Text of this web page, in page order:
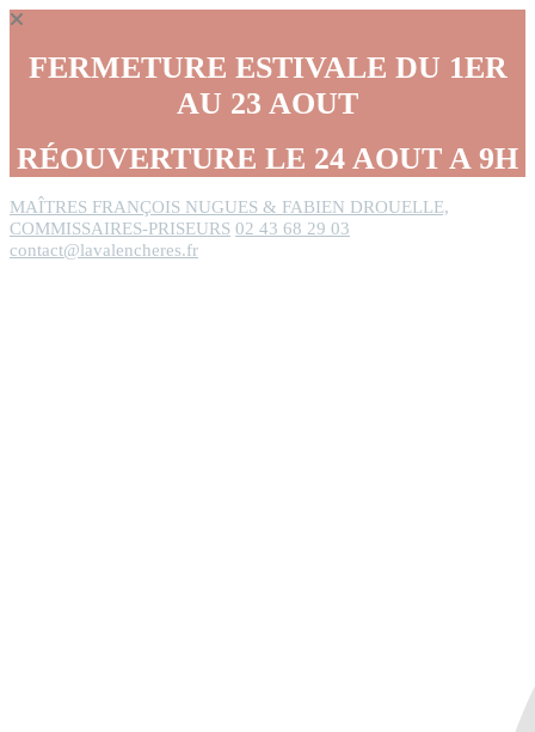
FERMETURE ESTIVALE DU 1ER
AU 23 AOUT
RÉOUVERTURE LE 24 AOUT A 9H
MAÎTRES FRANÇOIS NUGUES & FABIEN DROUELLE,
COMMISSAIRES-PRISEURS 02 43 68 29 03
contact@lavalencheres.fr
Panneau de gestion des cookies